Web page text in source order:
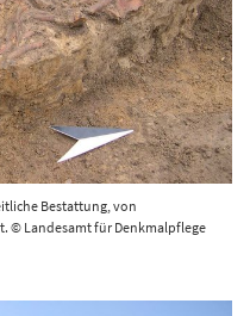
Bestattung, von
© Landesamt für Denkmalpflege